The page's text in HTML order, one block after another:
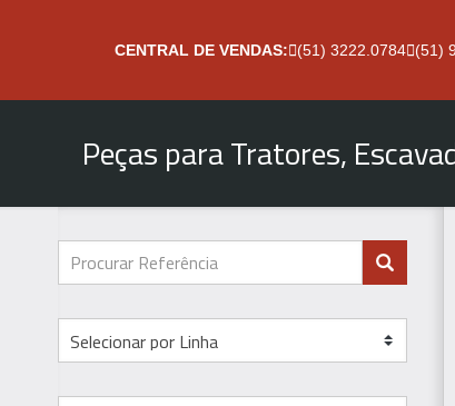
CENTRAL DE VENDAS: (51) 3222.0784 (51)
Peças para Tratores,